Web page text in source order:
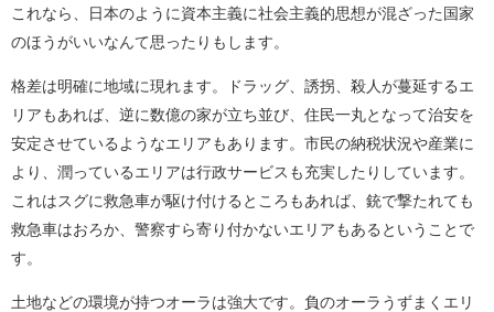
これなら、日本のように資本主義に社会主義的思想が混ざった国家
のほうがいいなんて思ったりもします。
格差は明確に地域に現れます。ドラッグ、誘拐、殺人が蔓延するエ
リアもあれば、逆に数億の家が立ち並び、住民一丸となって治安を
安定させているようなエリアもあります。市民の納税状況や産業に
より、潤っているエリアは行政サービスも充実したりしています。
これはスグに救急車が駆け付けるところもあれば、銃で撃たれても
救急車はおろか、警察すら寄り付かないエリアもあるということで
す。
土地などの環境が持つオーラは強大です。負のオーラうずまくエリ